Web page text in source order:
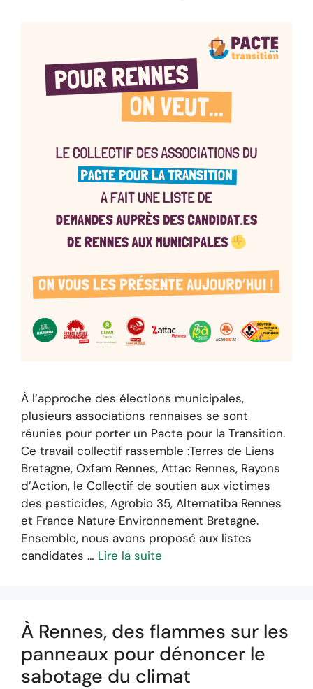
À l’approche des élections municipales,
plusieurs associations rennaises se sont
réunies pour porter un Pacte pour la Transition.
Ce travail collectif rassemble :Terres de Liens
Bretagne, Oxfam Rennes, Attac Rennes, Rayons
d’Action, le Collectif de soutien aux victimes
des pesticides, Agrobio 35, Alternatiba Rennes
et France Nature Environnement Bretagne.
Ensemble, nous avons proposé aux listes
candidates … Lire la suite
À Rennes, des flammes sur les
panneaux pour dénoncer le
sabotage du climat